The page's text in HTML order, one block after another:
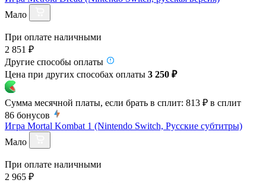
Мало
При оплате наличными
2 851 ₽
Другие способы оплаты
Цена при других способах оплаты 3 250 ₽
Сумма месячной платы, если брать в сплит: 813 ₽ в сплит
86 бонусов
Игра Mortal Kombat 1 (Nintendo Switch, Русские субтитры)
Мало
При оплате наличными
2 965 ₽